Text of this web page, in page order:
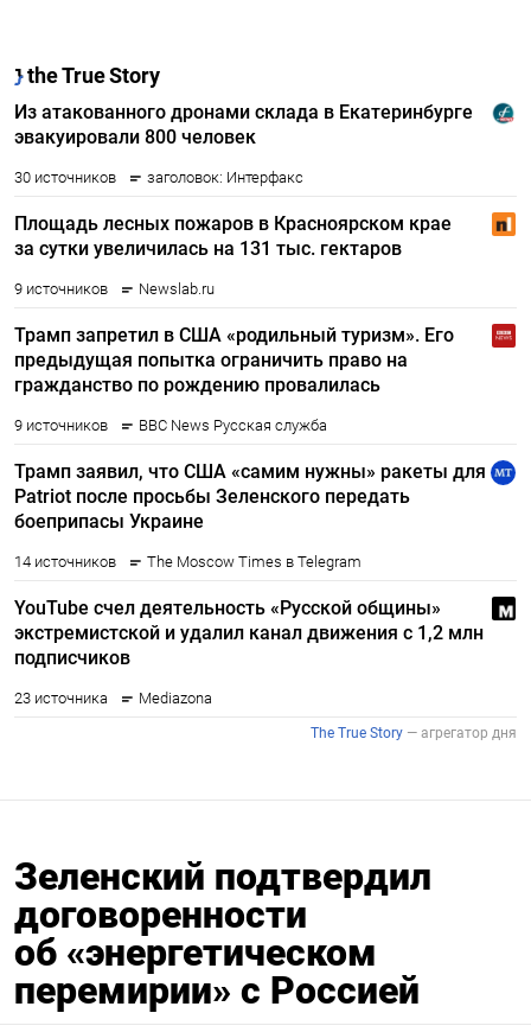
Зеленский подтвердил
договоренности
об «энергетическом
перемирии» с Россией